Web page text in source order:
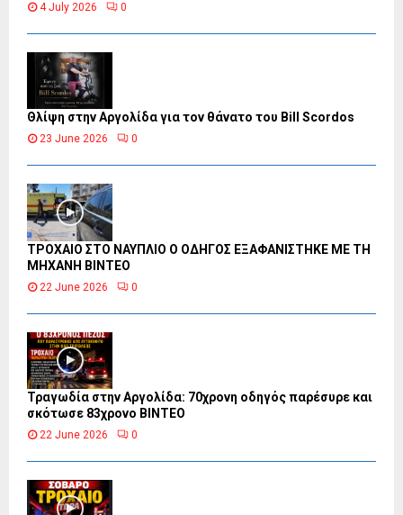
4 July 2026 0
Θλίψη στην Αργολίδα για τον θάνατο του Bill Scordos
23 June 2026 0
ΤΡΟΧΑΙΟ ΣΤΟ ΝΑΥΠΛΙΟ Ο ΟΔΗΓΟΣ ΕΞΑΦΑΝΙΣΤΗΚΕ ΜΕ ΤΗ
ΜΗΧΑΝΗ ΒΙΝΤΕΟ
22 June 2026 0
Τραγωδία στην Αργολίδα: 70χρονη οδηγός παρέσυρε και
σκότωσε 83χρονο ΒΙΝΤΕΟ
22 June 2026 0